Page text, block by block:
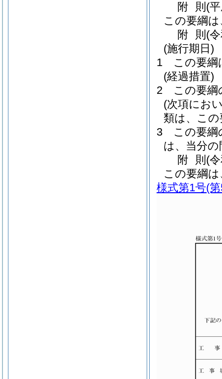
附 則 (
この要綱
附 則 (
(施行期日)
1
この要綱
(経過措置)
2
この要綱
(次項にお
類は、こ
3
この要
は、当分
附 則 (
この要綱
様式第1号(